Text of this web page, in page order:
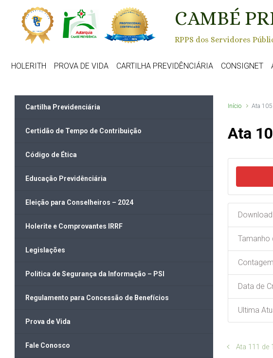
Skip to main content
CAMBÉ
RPPS dos Servidores
HOLERITH PROVA DE VIDA CARTILHA PREVIDÊNCIÁRIA CONSIGNET
Início Ata
Ata
Download
Tamanho
Data de
Ultima
Ata 111 de
Cartilha Previdenciária
Certidão de Tempo de Contribuição
Código de Ética
Educação Previdênciária
Eleição para Conselheiros – 2024
Holerite e Comprovantes IRRF
Legislações
Politica de Segurança da Informação – PSI
Regulamento para Concessão de Benefícios
Prova de Vida
Fale Conosco